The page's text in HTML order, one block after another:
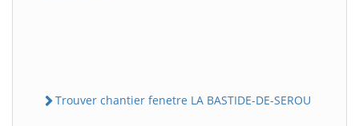
Trouver chantier fenetre LA BASTIDE-DE-SEROU